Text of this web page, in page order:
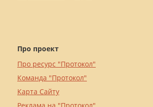
Про проект
Про ресурс "Протокол"
Команда "Протокол"
Карта Сайту